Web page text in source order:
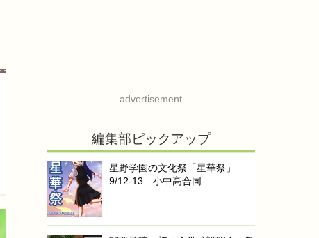
advertisement
編集部ピックアップ
星野学園の文化祭「星華祭」
9/12-13…小中高合同